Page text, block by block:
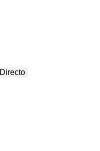
Directo